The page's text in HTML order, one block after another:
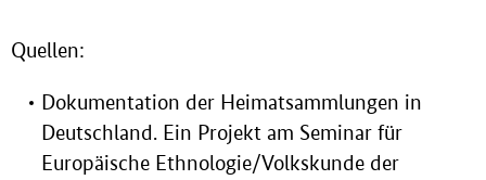
Quellen:
Dokumentation der Heimatsammlungen in
Deutschland. Ein Projekt am Seminar für
Europäische Ethnologie/Volkskunde der